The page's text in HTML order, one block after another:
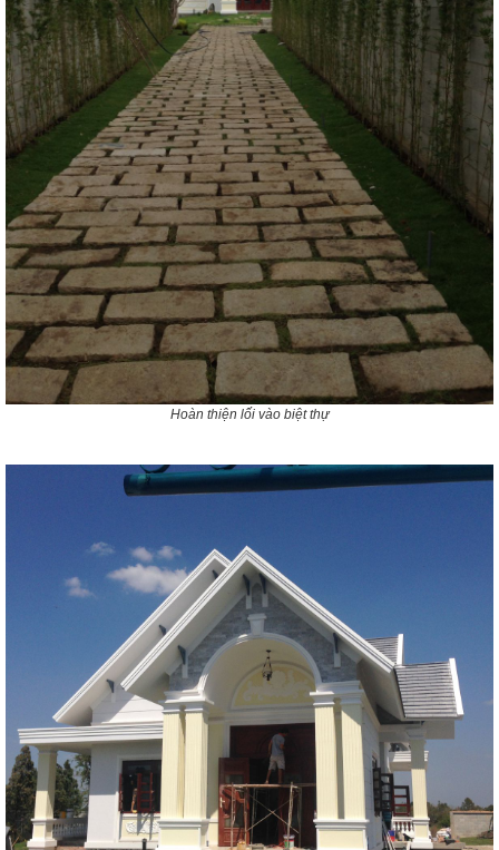
Hoàn thiện lối vào biệt thự